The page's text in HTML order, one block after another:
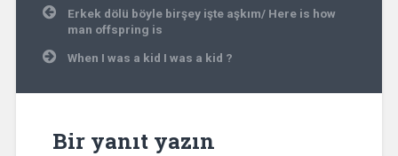
Yazı
gezinmesi
Erkek dölü böyle birşey işte aşkım/ Here is how
man offspring is
When I was a kid I was a kid ?
Bir yanıt yazın